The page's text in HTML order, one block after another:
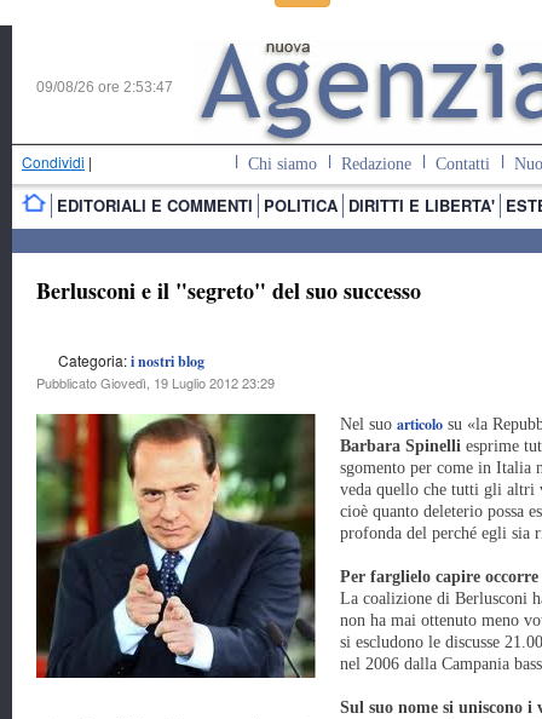
09/08/26 ore 2:53:48
Condividi | Chi siamo Redazione Contatti
EDITORIALI E COMMENTI POLITICA DIRITTI E LIBERTA'
Berlusconi e il "segreto" del suo successo
Categoria:i nostri blog
Pubblicato Giovedì, 19 Luglio 2012 23:29
Nel suo articolo su «la
Barbara Spinelli esprime
sgomento per come in Italia
veda quello che tutti gli altri
cioè quanto deleterio possa
profonda del perché egli sia
Per farglielo capire
La coalizione di Berlusconi
non ha mai ottenuto meno
si escludono le discusse
nel 2006 dalla Campania
Sul suo nome si uniscono